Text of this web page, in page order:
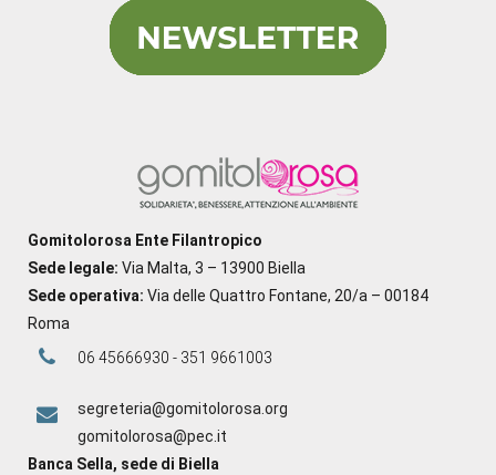
Gomitolorosa Ente Filantropico
Sede legale: Via Malta, 3 – 13900 Biella
Sede operativa: Via delle Quattro Fontane, 20/a – 00184
Roma
06 45666930 - 351 9661003
segreteria@gomitolorosa.org
gomitolorosa@pec.it
Banca Sella, sede di Biella